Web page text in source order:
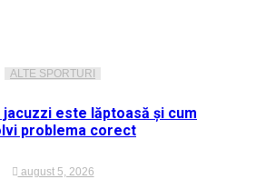
ALTE SPORTURI
jacuzzi este lăptoasă și cum
problema corect
august 5, 2026